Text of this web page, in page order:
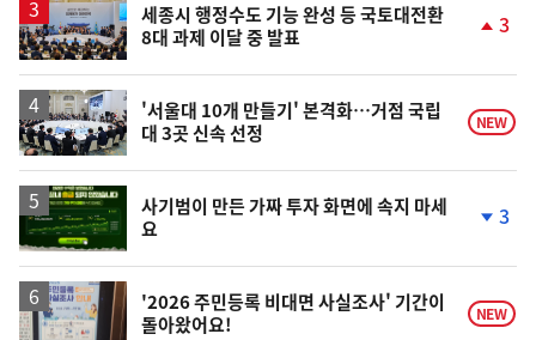
세종시 행정수도 기능 완성 등 국토대전환
8대 과제 이달 중 발표
상
승
3
'서울대 10개 만들기' 본격화…거점 국립
대 3곳 신속 선정
NEW
사기범이 만든 가짜 투자 화면에 속지 마세
요
하
락
3
'2026 주민등록 비대면 사실조사' 기간이
돌아왔어요!
NEW